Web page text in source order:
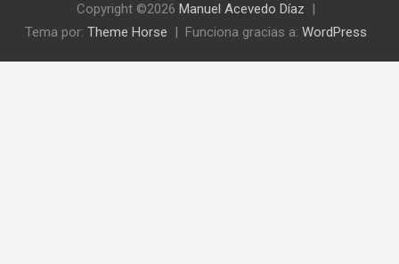
Copyright ©2026 Manuel Acevedo Díaz
Tema por: Theme Horse Funciona gracias a: WordPress